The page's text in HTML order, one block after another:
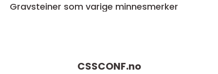
Gravsteiner som varige minnesmerker
CSSCONF.no